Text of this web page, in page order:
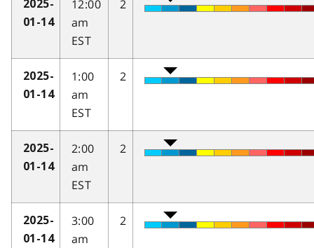
2025-
01-14
12:00
am
EST
2
2025-
01-14
1:00
am
EST
2
2025-
01-14
2:00
am
EST
2
2025-
01-14
3:00
am
2